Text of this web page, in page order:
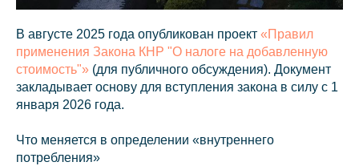
В августе 2025 года опубликован проект «Правил
применения Закона КНР "О налоге на добавленную
стоимость"» (для публичного обсуждения). Документ
закладывает основу для вступления закона в силу с 1
января 2026 года.
Что меняется в определении «внутреннего
потребления»